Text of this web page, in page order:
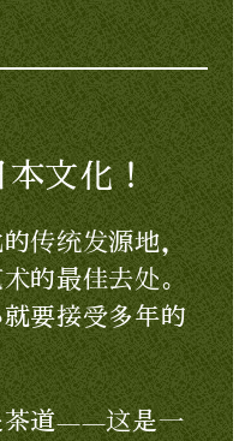
文化！
传统发源地，
的最佳去处。
要接受多年的
茶道——这是一